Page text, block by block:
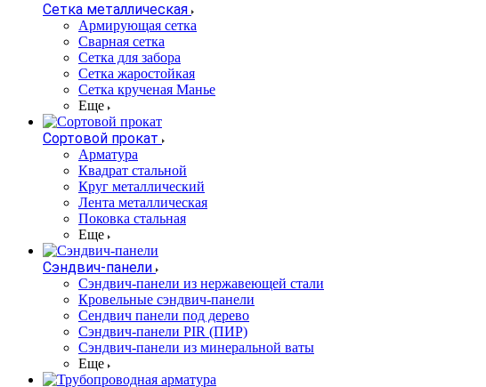
Сетка металлическая
Армирующая сетка
Сварная сетка
Сетка для забора
Сетка жаростойкая
Сетка крученая Манье
Еще
Сортовой прокат
Арматура
Квадрат стальной
Круг металлический
Лента металлическая
Поковка стальная
Еще
Сэндвич-панели
Cэндвич-панели из нержавеющей стали
Кровельные сэндвич-панели
Сендвич панели под дерево
Сэндвич-панели PIR (ПИР)
Сэндвич-панели из минеральной ваты
Еще